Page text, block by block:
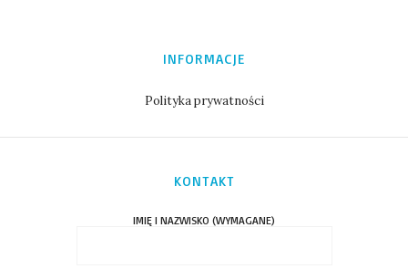
INFORMACJE
Polityka prywatności
KONTAKT
IMIĘ I NAZWISKO (WYMAGANE)